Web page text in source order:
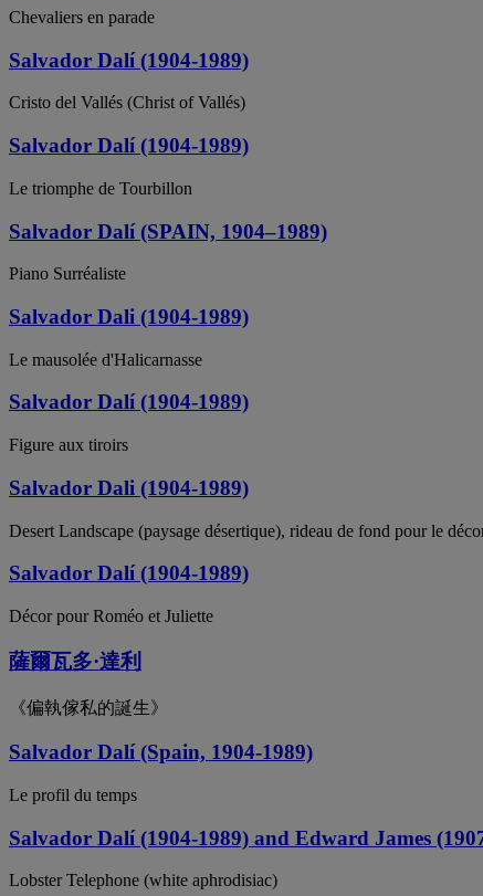
Chevaliers en parade
Salvador Dalí (1904-1989)
Cristo del Vallés (Christ of Vallés)
Salvador Dalí (1904-1989)
Le triomphe de Tourbillon
Salvador Dalí (SPAIN, 1904–1989)
Piano Surréaliste
Salvador Dali (1904-1989)
Le mausolée d'Halicarnasse
Salvador Dalí (1904-1989)
Figure aux tiroirs
Salvador Dali (1904-1989)
Desert Landscape (paysage désertique), rideau de fond pour le
Salvador Dalí (1904-1989)
Décor pour Roméo et Juliette
薩爾瓦多·達利
《偏執傢私的誕生》
Salvador Dalí (Spain, 1904-1989)
Le profil du temps
Salvador Dalí (1904-1989) and Edward James
Lobster Telephone (white aphrodisiac)